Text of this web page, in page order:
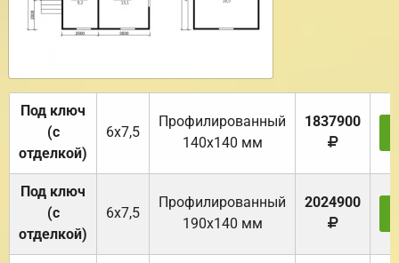
Под ключ
(с
отделкой)
6х7,5
Профилированный
140х140 мм
1837900
Под ключ
(с
отделкой)
6х7,5
Профилированный
190х140 мм
2024900